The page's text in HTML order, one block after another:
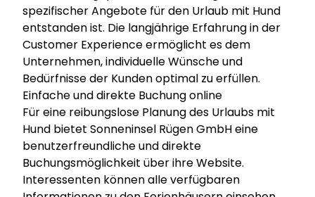
spezifischer Angebote für den Urlaub mit Hund
entstanden ist. Die langjährige Erfahrung in der
Customer Experience ermöglicht es dem
Unternehmen, individuelle Wünsche und
Bedürfnisse der Kunden optimal zu erfüllen.
Einfache und direkte Buchung online
Für eine reibungslose Planung des Urlaubs mit
Hund bietet Sonneninsel Rügen GmbH eine
benutzerfreundliche und direkte
Buchungsmöglichkeit über ihre Website.
Interessenten können alle verfügbaren